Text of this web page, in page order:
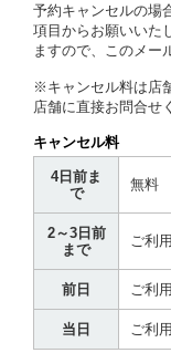
第７条（貸渡
借受人は第
貸渡契約を
ことができ
は運転者が
かに該当す
貸渡契約を
１項に定め
運転者の義
す。
当社は、監
運転者の氏
予約キャンセルの場
項目からお願いいた
ますので、このメー
※キャンセル料は店
店舗に直接お問合せ
キャンセル料
4日前ま
で
無料
2～3日前
まで
ご利
前日 ご利
当日 ご利